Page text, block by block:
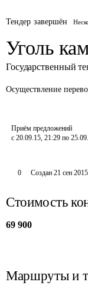
Тендер завершён
Уголь
Государственный
Осуществление
Приём предложений
с 20.09.15, 21:29 по
0 Создан 21 сен 2015
Стоимость
69 900
Маршруты и